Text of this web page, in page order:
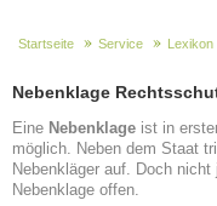
Startseite Service Lexikon
Nebenklage
Eine Nebenklage ist in
möglich. Neben dem Staat
Nebenkläger auf. Doch
Nebenklage offen.